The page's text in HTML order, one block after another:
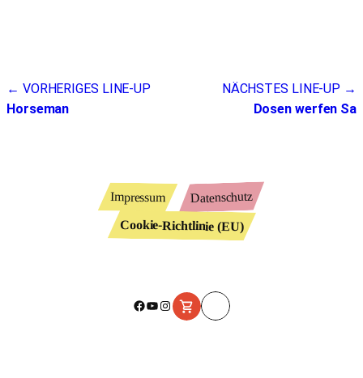
Beitragsnavigation
← VORHERIGES LINE-UP
Horseman
NÄCHSTES LINE-UP →
Dosen werfen Sa
Impressum Datenschutz
Cookie-Richtlinie (EU)
Facebook
YouTube
Instagram